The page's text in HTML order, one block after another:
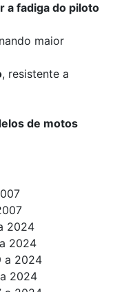
a fadiga do piloto
maior
, resistente a
de motos
2024
2024
a 2024
2024